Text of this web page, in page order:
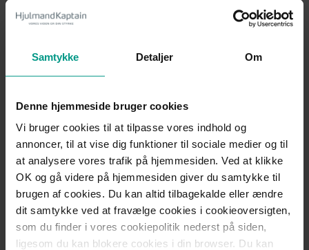
Samtykke Detaljer Om
Denne hjemmeside bruger cookies
Vi bruger cookies til at tilpasse vores indhold og
annoncer, til at vise dig funktioner til sociale medier og til
at analysere vores trafik på hjemmesiden. Ved at klikke
OK og gå videre på hjemmesiden giver du samtykke til
brugen af cookies. Du kan altid tilbagekalde eller ændre
dit samtykke ved at fravælge cookies i cookieoversigten,
som du finder i vores cookiepolitik nederst på siden,
ligesom du kan blokere cookies i din browser. Du kan
Har du spørgsmål til ovenstående, er du altid velkommen til
at kontakte os.
Kontakt
Niels Vase
Advokat (H), Partner
Mobil:+45 4072 8055
Telefon:+45 7221 1778
nva@70151000.dk